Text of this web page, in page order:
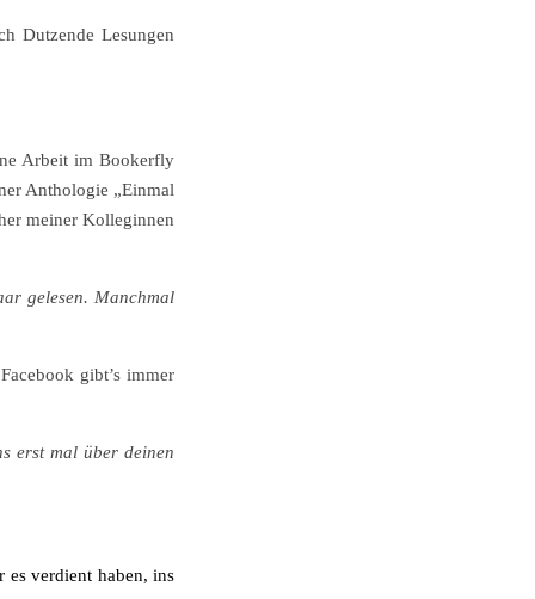
Dutzende Lesungen
Arbeit im Bookerfly
Anthologie „Einmal
meiner Kolleginnen
gelesen. Manchmal
gibt’s immer
erst mal über deinen
verdient haben, ins